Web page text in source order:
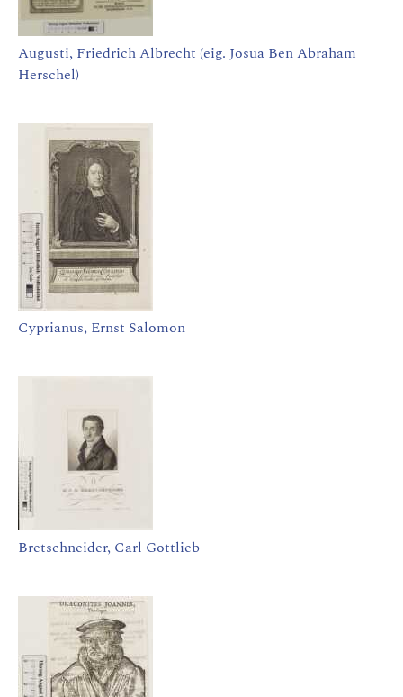
Augusti, Friedrich Albrecht (eig. Josua Ben Abraham
Herschel)
Cyprianus, Ernst Salomon
Bretschneider, Carl Gottlieb